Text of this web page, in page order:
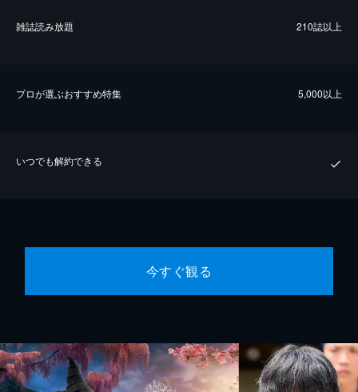
雑誌読み放題 210誌以上
プロが選ぶおすすめ特集 5,000以上
いつでも解約できる
今すぐ観る